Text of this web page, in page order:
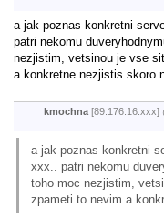
a jak poznas konkretni
patri nekomu
nezjistim, vetsinou je vse
a konkretne nezjistis skoro
kmochna [89.176.16.xxx]
a jak poznas konkretni
xxx.. patri nekomu
toho moc nezjistim,
zpameti to nevim a